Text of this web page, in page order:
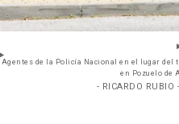
Agentes de la Policía Nacional en el lugar
en Pozuelo de
- RICARDO RUBIO